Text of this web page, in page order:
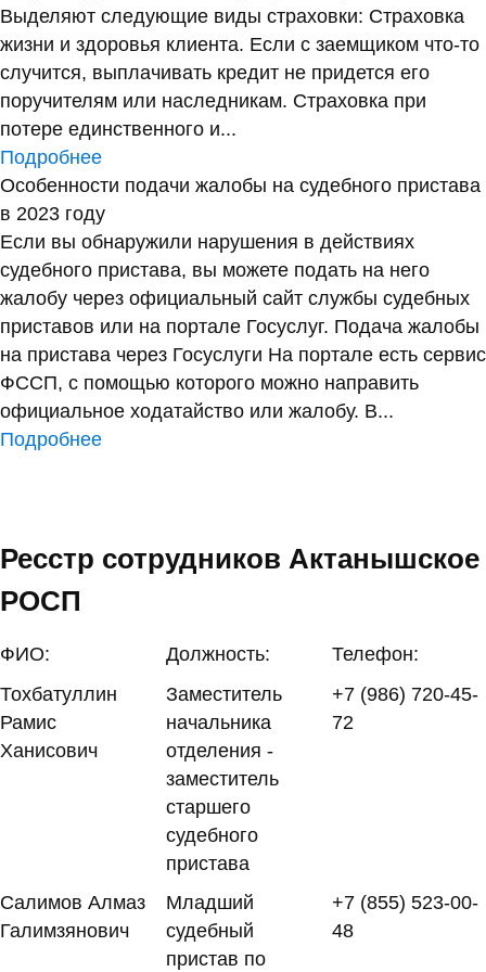
Выделяют следующие виды страховки: Страховка
жизни и здоровья клиента. Если с заемщиком что-то
случится, выплачивать кредит не придется его
поручителям или наследникам. Страховка при
потере единственного и...
Подробнее
Особенности подачи жалобы на судебного пристава
в 2023 году
Если вы обнаружили нарушения в действиях
судебного пристава, вы можете подать на него
жалобу через официальный сайт службы судебных
приставов или на портале Госуслуг. Подача жалобы
на пристава через Госуслуги На портале есть сервис
ФССП, с помощью которого можно направить
официальное ходатайство или жалобу. В...
Подробнее
Ресстр сотрудников Актанышское
РОСП
ФИО: Должность:
Телефон:
Тохбатуллин
Рамис
Ханисович
Заместитель
начальника
отделения -
заместитель
старшего
судебного
пристава
+7 (986) 720-45-
72
Салимов Алмаз
Галимзянович
Младший
судебный
пристав по
+7 (855) 523-00-
48